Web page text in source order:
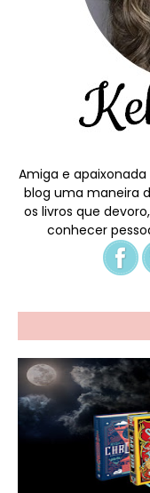
Amiga e
blog uma maneira
os livros que
conhecer